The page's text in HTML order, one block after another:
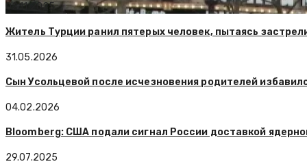
02.11.2025
Житель Турции ранил пятерых человек, пытаясь
31.05.2026
Сын Усольцевой после исчезновения родителей
04.02.2026
Bloomberg: США подали сигнал России доставкой
29.07.2025